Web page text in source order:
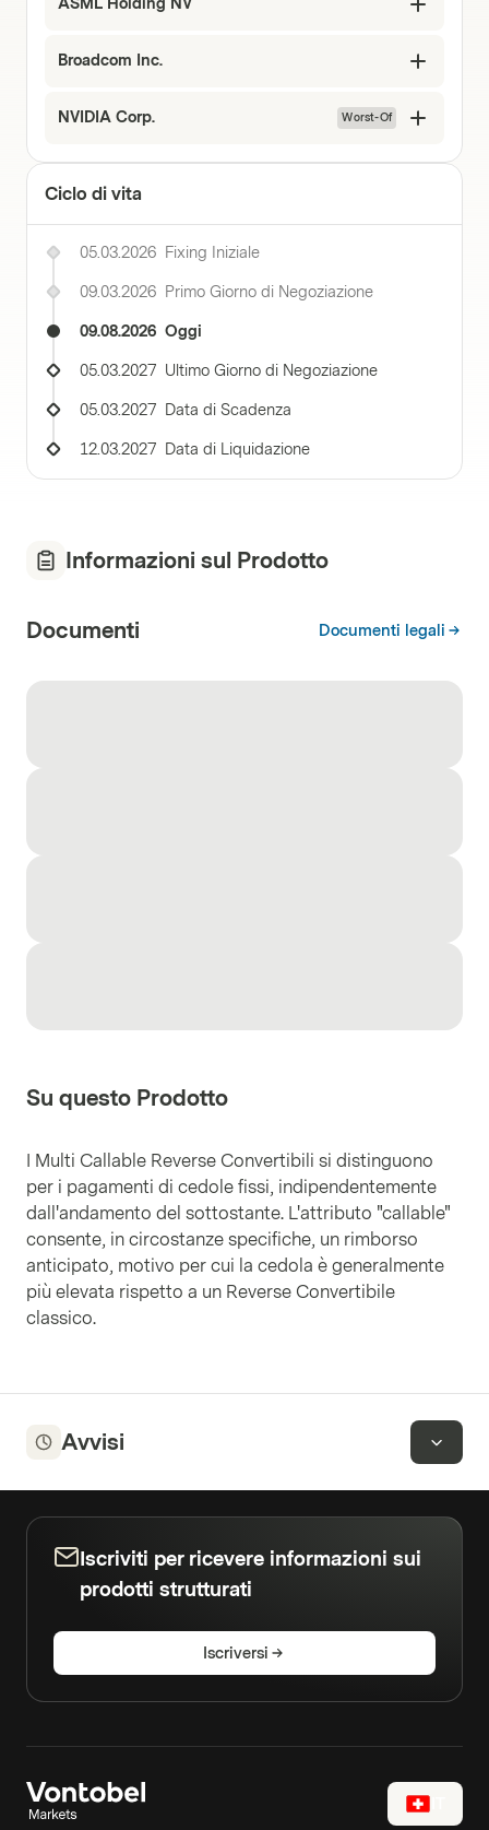
ASML Holding NV
Broadcom Inc.
NVIDIA Corp. Worst-Of
Ciclo di vita
05.03.2026 Fixing Iniziale
09.03.2026 Primo Giorno di Negoziazione
09.08.2026 Oggi
05.03.2027 Ultimo Giorno di Negoziazione
05.03.2027 Data di Scadenza
12.03.2027 Data di Liquidazione
Informazioni sul Prodotto
Documenti Documenti legali
Su questo Prodotto
I Multi Callable Reverse Convertibili si distinguono
per i pagamenti di cedole fissi, indipendentemente
dall'andamento del sottostante. L'attributo "callable"
consente, in circostanze specifiche, un rimborso
anticipato, motivo per cui la cedola è generalmente
più elevata rispetto a un Reverse Convertibile
classico.
Avvisi
Iscriviti per ricevere informazioni sui
prodotti strutturati
Iscriversi